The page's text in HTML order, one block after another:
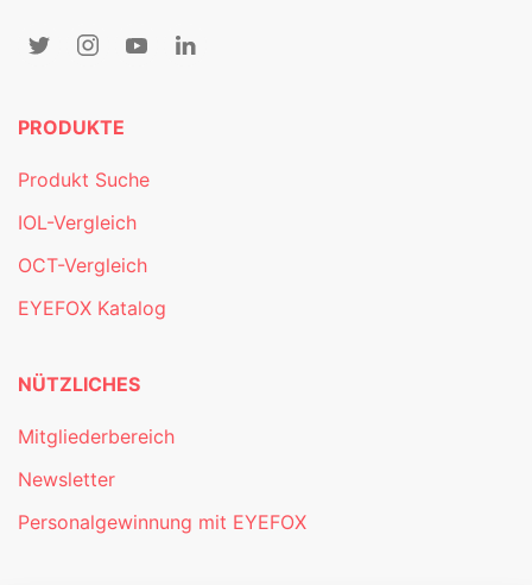
PRODUKTE
Produkt Suche
IOL-Vergleich
OCT-Vergleich
EYEFOX Katalog
NÜTZLICHES
Mitgliederbereich
Newsletter
Personalgewinnung mit EYEFOX